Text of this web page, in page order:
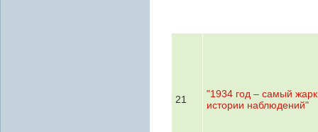
21
"1934 год – самый
истории наблюдений"